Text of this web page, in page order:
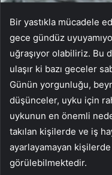
Bir yastıkla mücadele
gece gündüz
uğraşıyor olabiliriz. Bu
ulaşır ki bazı geceler
Günün yorgunluğu,
düşünceler, uyku için
uykunun en önemli
takılan kişilerde ve iş
ayarlayamayan
görülebilmektedir.